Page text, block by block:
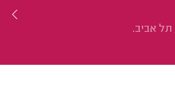
תל אביב.